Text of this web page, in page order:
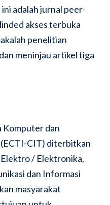
adalah jurnal peer-
akses terbuka
penelitian
meninjau artikel tiga
Komputer dan
CIT) diterbitkan
/ Elektronika,
dan Informasi
masyarakat